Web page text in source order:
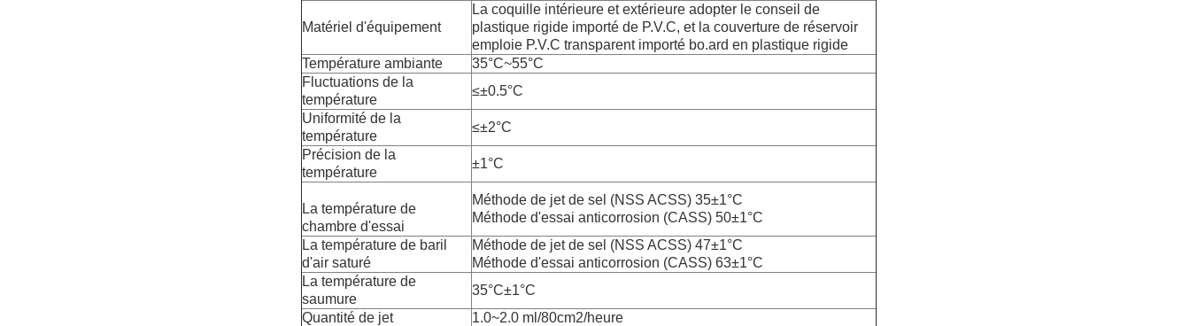
Matériel d'équipement
La coquille intérieure et extérieure adopter le conseil de
plastique rigide importé de P.V.C, et la couverture de réservoir
emploie P.V.C transparent importé bo.ard en plastique rigide
Température ambiante
35°C~55°C
Fluctuations de la
température
≤±0.5°C
Uniformité de la
température
≤±2°C
Précision de la
température
±1°C
La température de
chambre d'essai
Méthode de jet de sel (NSS ACSS) 35±1°C
Méthode d'essai anticorrosion (CASS) 50±1°C
La température de baril
d'air saturé
Méthode de jet de sel (NSS ACSS) 47±1°C
Méthode d'essai anticorrosion (CASS) 63±1°C
La température de
saumure
35°C±1°C
Quantité de jet
1.0~2.0 ml/80cm2/heure